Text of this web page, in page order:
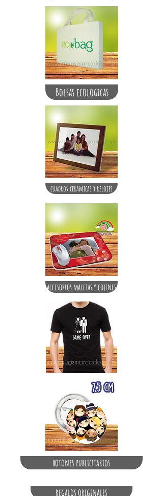
Bolsas ecologicas
cuadros ceramicas y relojes
accesorios maletas y cojines
botones publicitarios
regalos originales